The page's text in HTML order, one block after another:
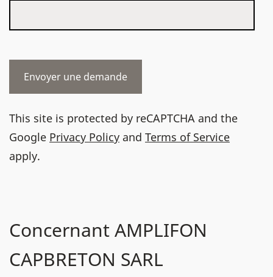
This site is protected by reCAPTCHA and the
Google Privacy Policy and Terms of Service
apply.
Concernant AMPLIFON
CAPBRETON SARL